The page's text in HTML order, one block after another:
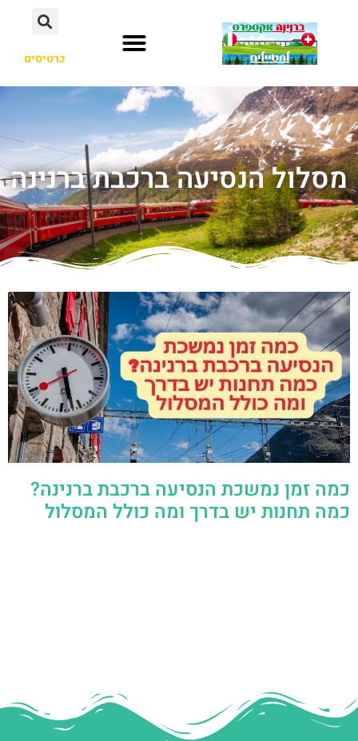
כרטיסים
מסלול הנסיעה ברכבת ברנינה
כמה זמן נמשכת הנסיעה ברכבת ברנינה?
כמה תחנות יש בדרך ומה כולל המסלול